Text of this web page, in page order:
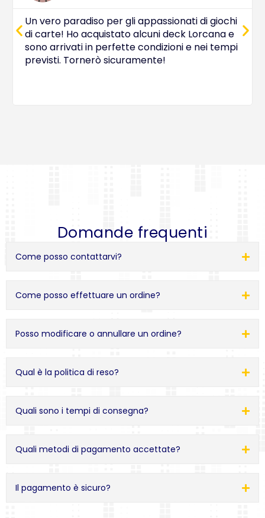
Un vero paradiso per gli appassionati di giochi
di carte! Ho acquistato alcuni deck Lorcana e
sono arrivati in perfette condizioni e nei tempi
previsti. Tornerò sicuramente!
Domande frequenti
Come posso contattarvi?
Come posso effettuare un ordine?
Posso modificare o annullare un ordine?
Qual è la politica di reso?
Quali sono i tempi di consegna?
Quali metodi di pagamento accettate?
Il pagamento è sicuro?